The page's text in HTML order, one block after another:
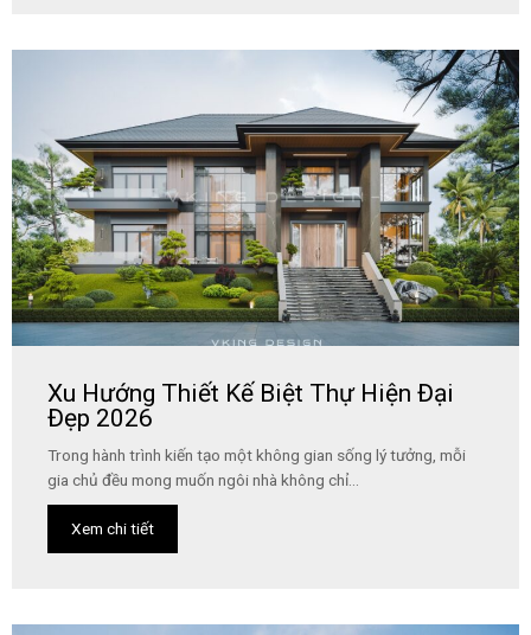
Xu Hướng Thiết Kế Biệt Thự Hiện Đại
Đẹp 2026
Trong hành trình kiến tạo một không gian sống lý tưởng, mỗi
gia chủ đều mong muốn ngôi nhà không chỉ...
Xem chi tiết